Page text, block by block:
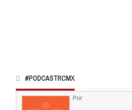
#PODCASTRCMX